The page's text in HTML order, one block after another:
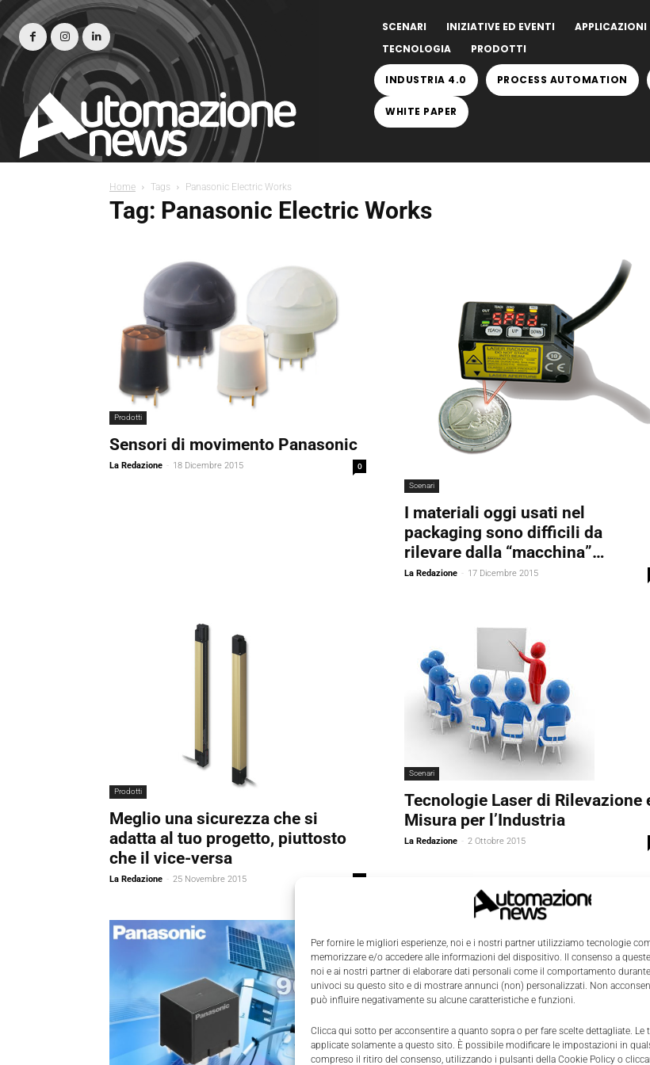
Per fornire le migliori esperienze, noi e i nostri partner utilizziamo tecnologie
memorizzare e/o accedere alle informazioni del dispositivo. Il consenso a
noi e ai nostri partner di elaborare dati personali come il comportamento
univoci su questo sito e di mostrare annunci (non) personalizzati. Non
può influire negativamente su alcune caratteristiche e funzioni.
Clicca qui sotto per acconsentire a quanto sopra o per fare scelte dettagliate. Le
applicate solamente a questo sito. È possibile modificare le impostazioni in
compreso il ritiro del consenso, utilizzando i pulsanti della Cookie Policy o
SCENARI INIZIATIVE ED EVENTI APPLICAZIONI
TECNOLOGIA
PRODOTTI
INDUSTRIA 4.0 PROCESS AUTOMATION
WHITE PAPER
Home Tags Panasonic Electric Works
Tag: Panasonic Electric Works
Prodotti
Sensori di movimento Panasonic
La Redazione - 18 Dicembre 2015 0
Scenari
I materiali oggi usati nel
packaging sono difficili da
rilevare dalla “macchina”…
La Redazione - 17 Dicembre 2015
Prodotti
Meglio una sicurezza che si
adatta al tuo progetto, piuttosto
che il vice-versa
La Redazione - 25 Novembre 2015 0
Scenari
Tecnologie Laser di Rilevazione
Misura per l’Industria
La Redazione - 2 Ottobre 2015